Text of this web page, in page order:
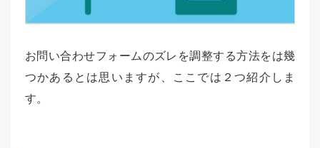
お問い合わせフォームのズレを調整する方法をは幾
つかあるとは思いますが、ここでは２つ紹介しま
す。